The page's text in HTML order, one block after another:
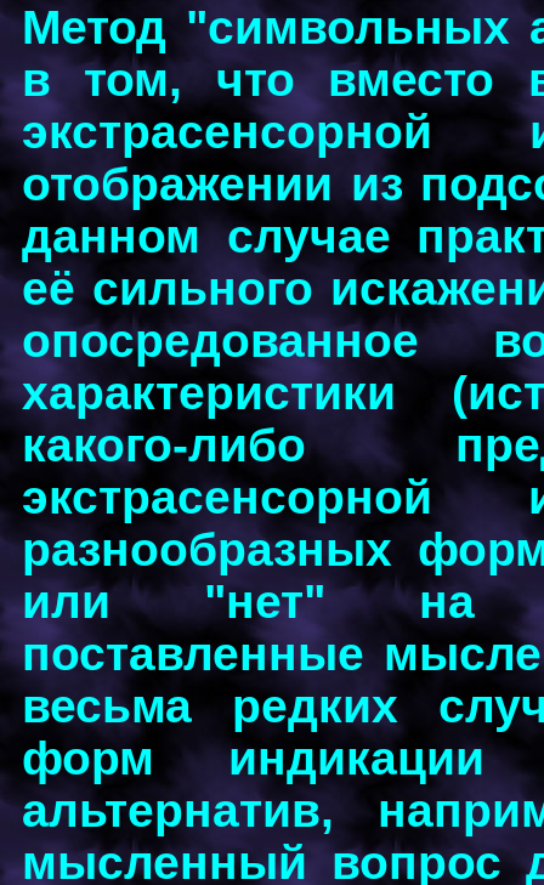
Метод "символьных
в том, что вместо
отображении из
данном случае
её сильного
опосредованное
характеристики
какого-либо
разнообразных
или "нет" на
поставленные
весьма редких
форм индикации
альтернатив,
мысленный вопрос